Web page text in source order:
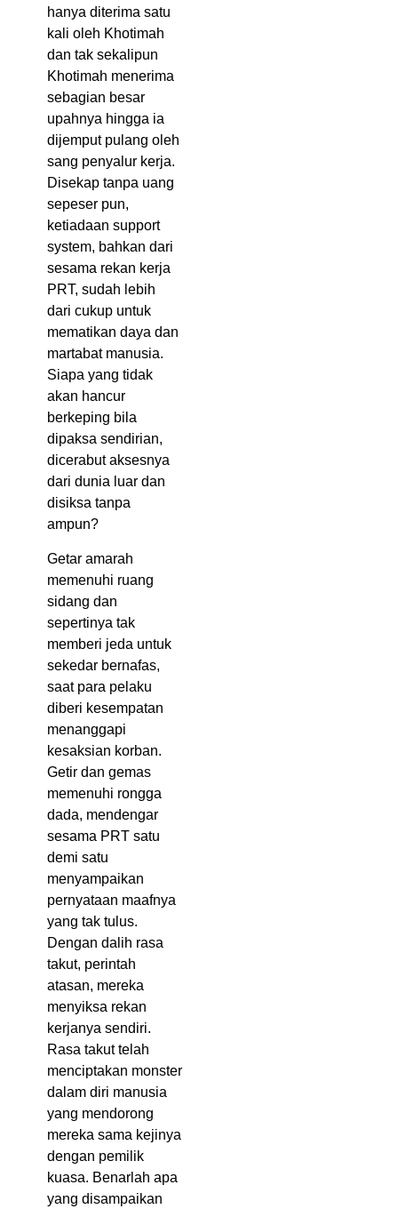
hanya diterima satu
kali oleh Khotimah
dan tak sekalipun
Khotimah menerima
sebagian besar
upahnya hingga ia
dijemput pulang oleh
sang penyalur kerja.
Disekap tanpa uang
sepeser pun,
ketiadaan support
system, bahkan dari
sesama rekan kerja
PRT, sudah lebih
dari cukup untuk
mematikan daya dan
martabat manusia.
Siapa yang tidak
akan hancur
berkeping bila
dipaksa sendirian,
dicerabut aksesnya
dari dunia luar dan
disiksa tanpa
ampun?
Getar amarah
memenuhi ruang
sidang dan
sepertinya tak
memberi jeda untuk
sekedar bernafas,
saat para pelaku
diberi kesempatan
menanggapi
kesaksian korban.
Getir dan gemas
memenuhi rongga
dada, mendengar
sesama PRT satu
demi satu
menyampaikan
pernyataan maafnya
yang tak tulus.
Dengan dalih rasa
takut, perintah
atasan, mereka
menyiksa rekan
kerjanya sendiri.
Rasa takut telah
menciptakan monster
dalam diri manusia
yang mendorong
mereka sama kejinya
dengan pemilik
kuasa. Benarlah apa
yang disampaikan